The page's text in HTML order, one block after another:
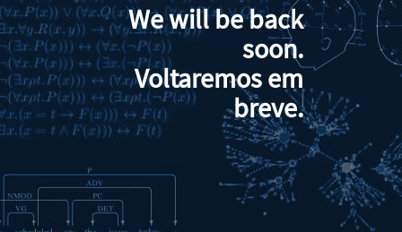
We will be back
soon.
Voltaremos em
breve.